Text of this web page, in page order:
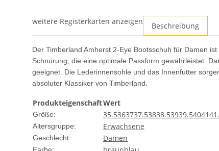
weitere Registerkarten anzeigen Beschreibung
Der Timberland Amherst 2-Eye Bootsschuh für Damen
Schnürung, die eine optimale Passform gewährleistet.
geeignet. Die Lederinnensohle und das Innenfutter
absoluter Klassiker von Timberland.
ProdukteigenschaftWert
Größe: 35.5363737.53838.53939.54041
Altersgruppe: Erwachsene
Geschlecht: Damen